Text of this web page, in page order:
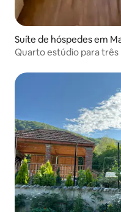
Suíte de hóspedes em
Quarto estúdio para três